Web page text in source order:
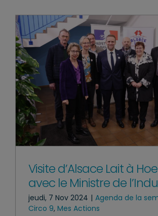
Visite d’Alsace Lait à
avec le Ministre de
jeudi, 7 Nov 2024 | Agenda de la
Circo 9, Mes Actions